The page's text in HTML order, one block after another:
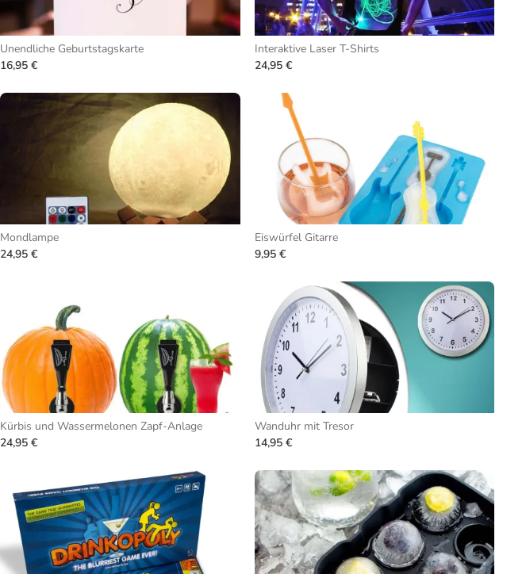
Unendliche Geburtstagskarte
16,95 €
Interaktive Laser T-Shirts
24,95 €
Mondlampe
24,95 €
Eiswürfel Gitarre
9,95 €
Kürbis und Wassermelonen Zapf-Anlage
24,95 €
Wanduhr mit Tresor
14,95 €